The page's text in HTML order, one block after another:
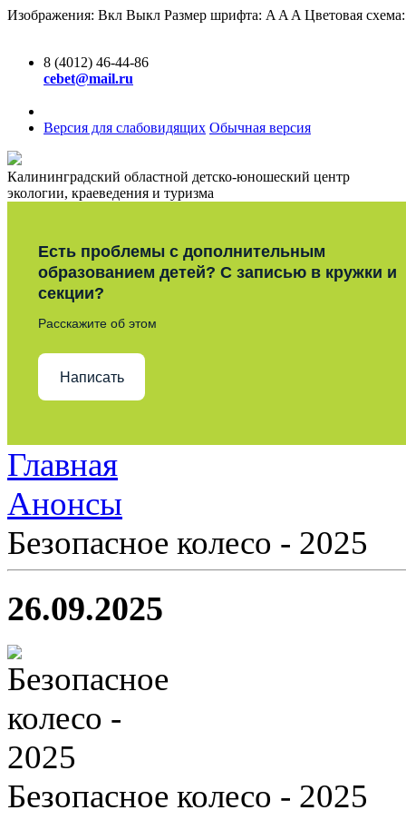
Изображения: Вкл Выкл Размер шрифта: A A A Цветовая
8 (4012) 46-44-86
cebet@mail.ru
Версия для слабовидящих Обычная версия
Калининградский областной детско-юношеский центр
экологии, краеведения и туризма
Есть проблемы с дополнительным
образованием детей? С записью в кружки и
секции?
Расскажите об этом
Написать
Главная
Анонсы
Безопасное колесо - 2025
26.09.2025
Безопасное колесо - 2025